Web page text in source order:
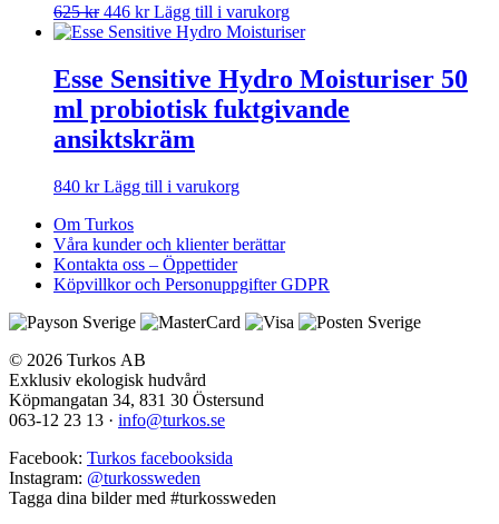
625kr Det
ursprungliga
var:
625 kr.
446 krDet
nuvarande
är:
446 kr.
Lägg till i varukorg
Esse Sensitive Hydro Moisturiser 50
ml probiotisk fuktgivande
ansiktskräm
840 kr Lägg till i varukorg
Om Turkos
Våra kunder och klienter berättar
Kontakta oss – Öppettider
Köpvillkor och Personuppgifter GDPR
© 2026 Turkos AB
Exklusiv ekologisk hudvård
Köpmangatan 34, 831 30 Östersund
063-12 23 13 · info@turkos.se
Facebook: Turkos facebooksida
Instagram: @turkossweden
Tagga dina bilder med #turkossweden